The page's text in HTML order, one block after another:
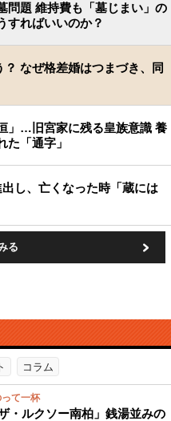
問題 維持費も「墓じまい」の
すればいいのか？
なぜ格差婚はつまづき、同
」…旧宮家に残る皇族意識 養
た「通字」
出し、亡くなった時「蔵には
る
コラム
て一杯
・ルクソー南柏」銭湯並みの